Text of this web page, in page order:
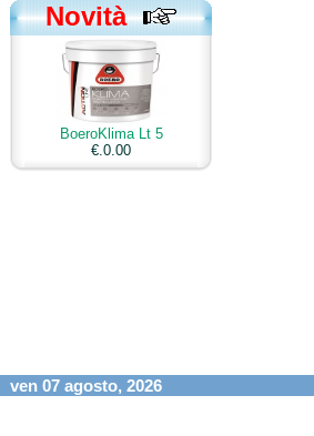
Novità
BoeroKlima Lt 5
€.0.00
ven 07 agosto, 2026